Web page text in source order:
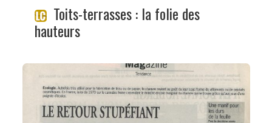
Toits-terrasses : la folie des
hauteurs